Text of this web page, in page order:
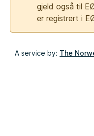
gjeld også til
er registrert i
A service by: The